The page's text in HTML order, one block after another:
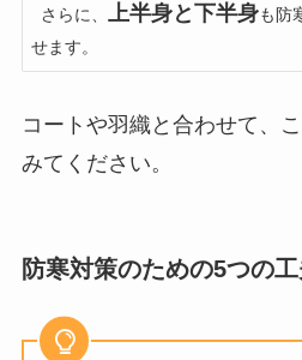
さらに、 上半身と下半身も防
せます。
コートや羽織と合わせて、
みてください。
防寒対策のための5つの